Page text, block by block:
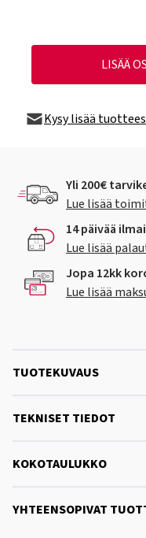
LISÄÄ
Kysy lisää
Yli 200€
Lue lisää
14 päivää
Lue lisää
Jopa 12kk
Lue lisää
TUOTEKUVAUS
TEKNISET TIEDOT
KOKOTAULUKKO
YHTEENSOPIVAT